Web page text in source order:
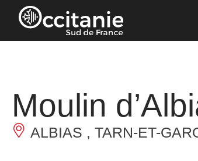
Panneau de gestion des cookies
Moulin
ALBIAS , TARN-ET-